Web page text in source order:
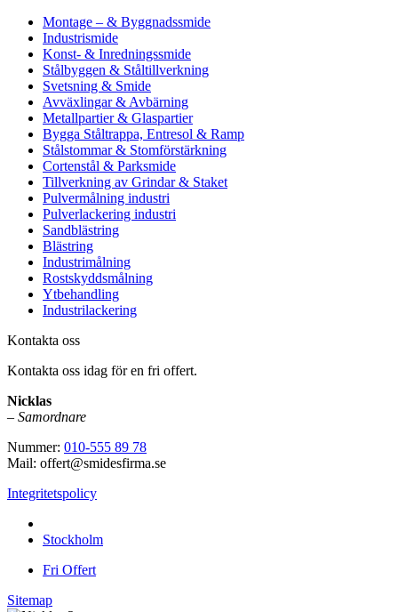
Montage – & Byggnadssmide
Industrismide
Konst- & Inredningssmide
Stålbyggen & Ståltillverkning
Svetsning & Smide
Avväxlingar & Avbärning
Metallpartier & Glaspartier
Bygga Ståltrappa, Entresol & Ramp
Stålstommar & Stomförstärkning
Cortenstål & Parksmide
Tillverkning av Grindar & Staket
Pulvermålning industri
Pulverlackering industri
Sandblästring
Blästring
Industrimålning
Rostskyddsmålning
Ytbehandling
Industrilackering
Kontakta oss
Kontakta oss idag för en fri offert.
Nicklas
– Samordnare
Nummer: 010-555 89 78
Mail: offert@smidesfirma.se
Integritetspolicy
Stockholm
Fri Offert
Sitemap